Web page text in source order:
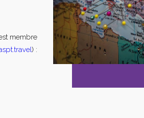
membre
) :